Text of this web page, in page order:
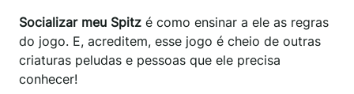
Socializar meu Spitz é como ensinar a ele as regras
do jogo. E, acreditem, esse jogo é cheio de outras
criaturas peludas e pessoas que ele precisa
conhecer!